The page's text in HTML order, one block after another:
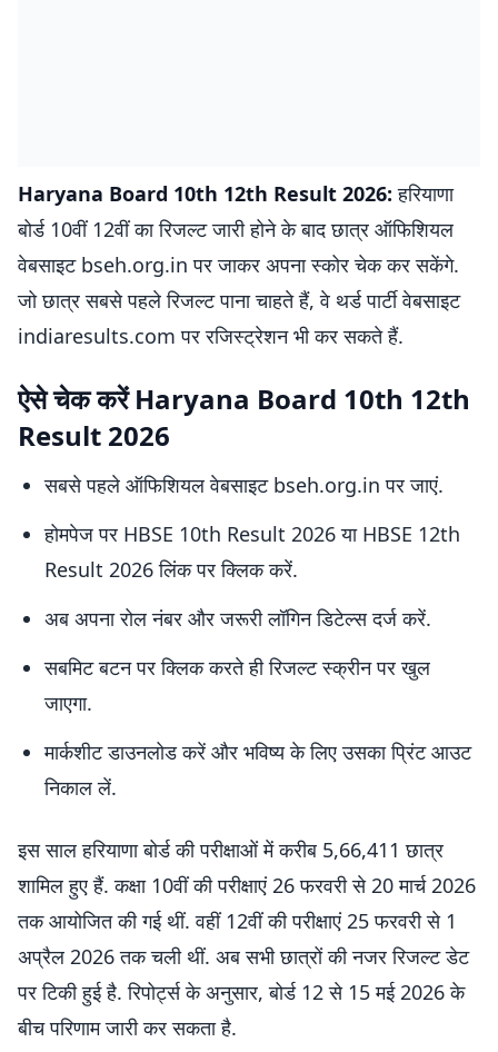
Haryana Board 10th 12th Result 2026:हरियाणा
बोर्ड 10वीं 12वीं का रिजल्ट जारी होने के बाद छात्र ऑफिशियल
वेबसाइट bseh.org.in पर जाकर अपना स्कोर चेक कर सकेंगे.
जो छात्र सबसे पहले रिजल्ट पाना चाहते हैं, वे थर्ड पार्टी वेबसाइट
indiaresults.com पर रजिस्ट्रेशन भी कर सकते हैं.
ऐसे चेक करें Haryana Board 10th 12th
Result 2026
सबसे पहले ऑफिशियल वेबसाइट bseh.org.in पर जाएं.
होमपेज पर HBSE 10th Result 2026 या HBSE 12th
Result 2026 लिंक पर क्लिक करें.
अब अपना रोल नंबर और जरूरी लॉगिन डिटेल्स दर्ज करें.
सबमिट बटन पर क्लिक करते ही रिजल्ट स्क्रीन पर खुल
जाएगा.
मार्कशीट डाउनलोड करें और भविष्य के लिए उसका प्रिंट आउट
निकाल लें.
इस साल हरियाणा बोर्ड की परीक्षाओं में करीब 5,66,411 छात्र
शामिल हुए हैं. कक्षा 10वीं की परीक्षाएं 26 फरवरी से 20 मार्च 2026
तक आयोजित की गई थीं. वहीं 12वीं की परीक्षाएं 25 फरवरी से 1
अप्रैल 2026 तक चली थीं. अब सभी छात्रों की नजर रिजल्ट डेट
पर टिकी हुई है. रिपोर्ट्स के अनुसार, बोर्ड 12 से 15 मई 2026 के
बीच परिणाम जारी कर सकता है.